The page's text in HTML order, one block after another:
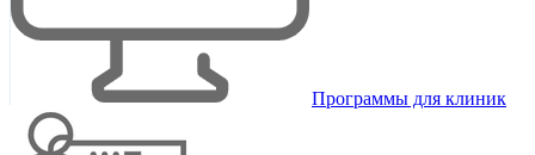
Программы для клиник